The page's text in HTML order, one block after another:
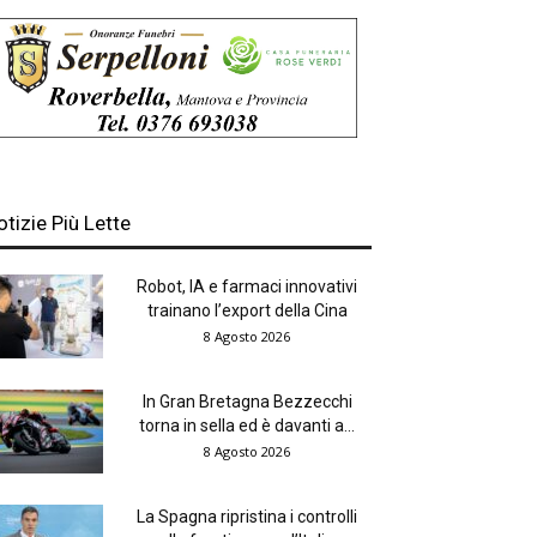
Più Lette
Robot, IA e farmaci innovativi
trainano l’export della Cina
8 Agosto 2026
In Gran Bretagna Bezzecchi
torna in sella ed è davanti a...
8 Agosto 2026
La Spagna ripristina i controlli